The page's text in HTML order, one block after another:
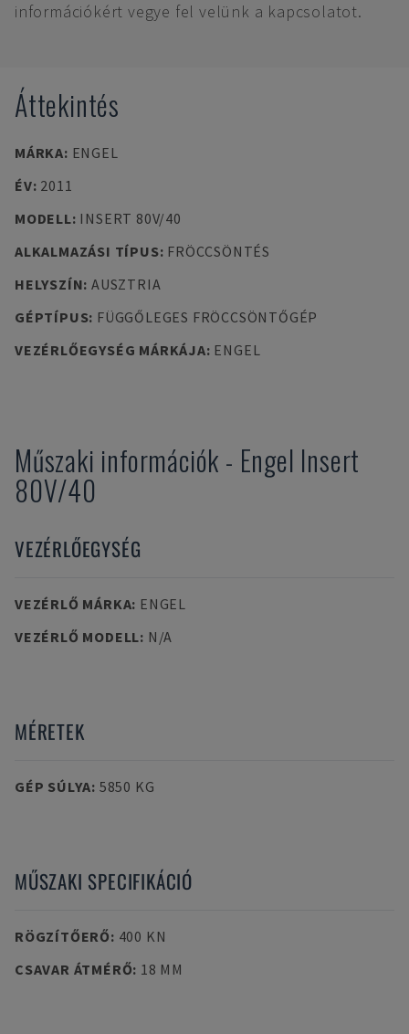
információkért vegye fel velünk a kapcsolatot.
Áttekintés
MÁRKA: ENGEL
ÉV: 2011
MODELL: INSERT 80V/40
ALKALMAZÁSI TÍPUS: FRÖCCSÖNTÉS
HELYSZÍN: AUSZTRIA
GÉPTÍPUS: FÜGGŐLEGES FRÖCCSÖNTŐGÉP
VEZÉRLŐEGYSÉG MÁRKÁJA: ENGEL
Műszaki információk - Engel Insert
80V/40
VEZÉRLŐEGYSÉG
VEZÉRLŐ MÁRKA: ENGEL
VEZÉRLŐ MODELL: N/A
MÉRETEK
GÉP SÚLYA: 5850 KG
MŰSZAKI SPECIFIKÁCIÓ
RÖGZÍTŐERŐ: 400 KN
CSAVAR ÁTMÉRŐ: 18 MM